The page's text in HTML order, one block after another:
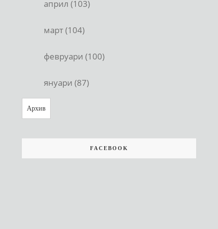
април (103)
март (104)
февруари (100)
януари (87)
Архив
FACEBOOK